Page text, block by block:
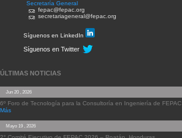
Secretaría General
fepac@fepac.org
secretariageneral@fepac.org
Síguenos en LinkedIn
Síguenos en Twitter
ÚLTIMAS NOTICIAS
Jun 20 , 2026
6º Foro de Tecnología para la Consultoría en Ingeniería de FEPAC
Más
Mayo 19 , 2026